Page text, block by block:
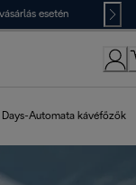
esetén
Days-Automata kávéfőzők